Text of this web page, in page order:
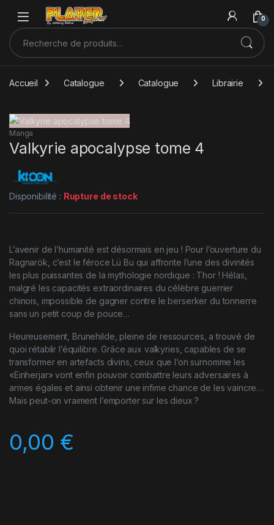
Sauter à la navigation
Skip to content
0
Recherche pour :
Accueil Catalogue Catalogue Librairie
Manga
Valkyrie apocalypse tome 4
Disponibilité : Rupture de stock
L’avenir de l’humanité est désormais en jeu ! Pour l’ouverture du
Ragnarök, c’est le féroce Lü Bu qui affronte l’une des divinités
les plus puissantes de la mythologie nordique : Thor ! Hélas,
malgré les capacités extraordinaires du célèbre guerrier
chinois, impossible de gagner contre le berserker du tonnerre
sans un petit coup de pouce…
Heureusement, Brunehilde, pleine de ressources, a trouvé de
quoi rétablir l’équilibre. Grâce aux valkyries, capables de se
transformer en artefacts divins, ceux que l’on surnomme les
«Einherjar» vont enfin pouvoir combattre leurs adversaires à
armes égales et ainsi obtenir une infime chance de les vaincre…
Mais peut-on vraiment l’emporter sur les dieux ?
0,00 €